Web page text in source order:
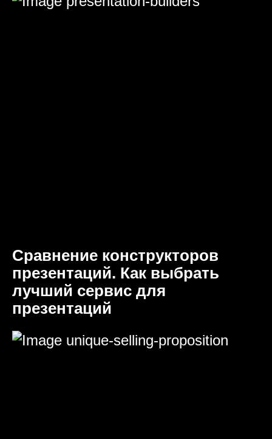
Сравнение конструкторов
презентаций. Как выбрать
лучший сервис для
презентаций